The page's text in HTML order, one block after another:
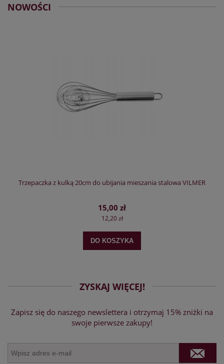
NOWOŚCI
Trzepaczka z kulką 20cm do ubijania mieszania stalowa VILMER
15,00 zł
12,20 zł
DO KOSZYKA
ZYSKAJ WIĘCEJ!
Zapisz się do naszego newslettera i otrzymaj 15% zniżki na
swoje pierwsze zakupy!